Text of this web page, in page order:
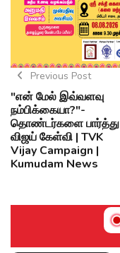
Previous Post
"என் மேல் இவ்வளவு
நம்பிக்கையா?"-
தொண்டர்களை பார்த்து
விஜய் கேள்வி | TVK
Vijay Campaign |
Kumudam News